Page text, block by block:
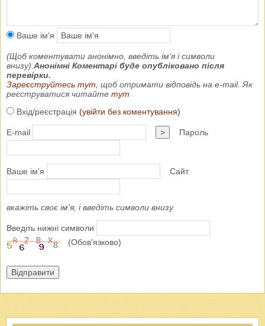
Ваше ім'я
(Щоб коментувати анонімно, введіть ім'я і символи
внизу). Анонімні Коментарі буде опубліковано після
перевірки.
Зареєструйтесь тут , щоб отримати відповідь на e-mail. Як
реєструватися читайте тут
Вхід/реєстрація (увійти без коментування)
E-mail > Пароль
Ваше ім'я Сайт
вкажіть своє ім'я, і введіть символи внизу
Введіть нижні символи
(Обов'язково)
Відправити